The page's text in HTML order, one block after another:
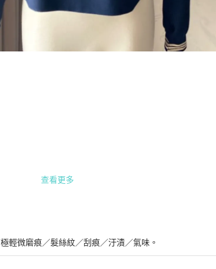
生三本線口袋水手服古著上衣
查看更多
輕微磨痕／髮絲紋／刮痕／汙漬／氣味。